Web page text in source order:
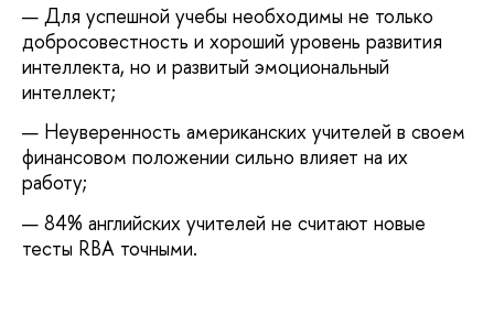
Для успешной учебы необходимы не только
добросовестность и хороший уровень развития
интеллекта, но и развитый эмоциональный
интеллект;
Неуверенность американских учителей в своем
финансовом положении сильно влияет на их
работу;
84% английских учителей не считают новые
тесты RBA точными.